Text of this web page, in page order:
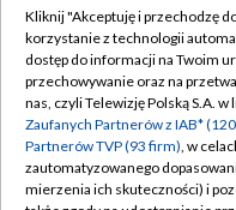
Abonament TVP
Emisja w TVP
Centrum informacji
Naziemna Telewizja
Kliknij "Akceptuję i przechodzę
korzystanie z technologii
dostęp do informacji na Twoim
przechowywanie oraz na
nas, czyli Telewizję Polską S.A.
Zaufanych Partnerów z IAB*
Partnerów TVP (93 firm), w
zautomatyzowanego
mierzenia ich skuteczności) i